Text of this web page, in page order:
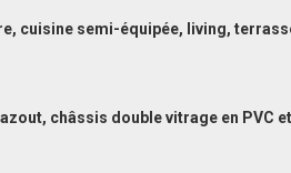
cuisine semi-équipée, living,
châssis double vitrage en